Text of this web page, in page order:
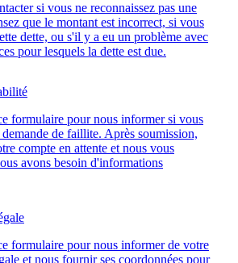
si vous ne reconnaissez pas une
que le montant est incorrect, si vous
dette, ou s'il y a eu un problème avec
pour lesquels la dette est due.
formulaire pour nous informer si vous
de faillite. Après soumission,
compte en attente et nous vous
avons besoin d'informations
formulaire pour nous informer de votre
et nous fournir ses coordonnées pour